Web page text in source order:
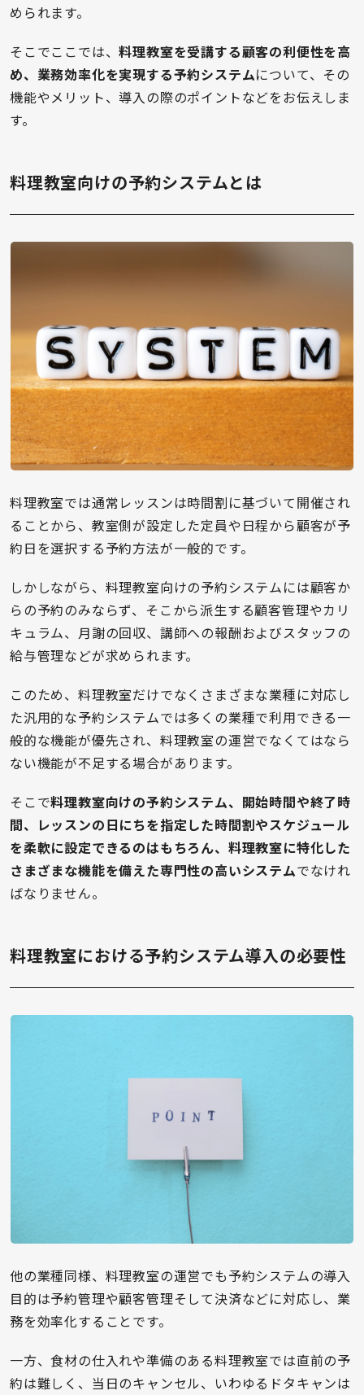
められます。
そこでここでは、料理教室を受講する顧客の利便性を高
め、業務効率化を実現する予約システムについて、その
機能やメリット、導入の際のポイントなどをお伝えしま
す。
料理教室向けの予約システムとは
料理教室では通常レッスンは時間割に基づいて開催され
ることから、教室側が設定した定員や日程から顧客が予
約日を選択する予約方法が一般的です。
しかしながら、料理教室向けの予約システムには顧客か
らの予約のみならず、そこから派生する顧客管理やカリ
キュラム、月謝の回収、講師への報酬およびスタッフの
給与管理などが求められます。
このため、料理教室だけでなくさまざまな業種に対応し
た汎用的な予約システムでは多くの業種で利用できる一
般的な機能が優先され、料理教室の運営でなくてはなら
ない機能が不足する場合があります。
そこで料理教室向けの予約システム、開始時間や終了時
間、レッスンの日にちを指定した時間割やスケジュール
を柔軟に設定できるのはもちろん、料理教室に特化した
さまざまな機能を備えた専門性の高いシステムでなけれ
ばなりません。
料理教室における予約システム導入の必要性
他の業種同様、料理教室の運営でも予約システムの導入
目的は予約管理や顧客管理そして決済などに対応し、業
務を効率化することです。
一方、食材の仕入れや準備のある料理教室では直前の予
約は難しく、当日のキャンセル、いわゆるドタキャンは